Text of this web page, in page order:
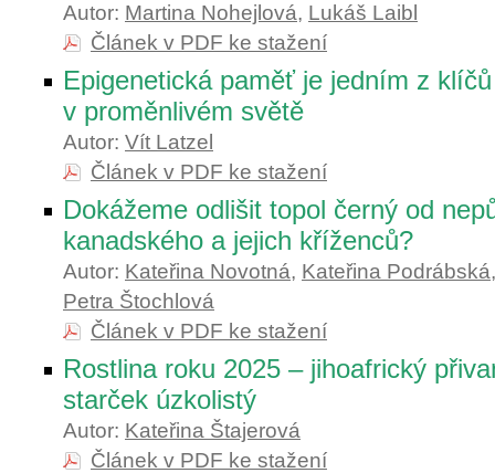
Autor: Martina Nohejlová, Lukáš Laibl
Článek v PDF ke stažení
Epigenetická paměť je jedním z
v proměnlivém světě
Autor: Vít Latzel
Článek v PDF ke stažení
Dokážeme odlišit topol černý od
kanadského a jejich kříženců?
Autor: Kateřina Novotná, Kateřina Podrábská
Petra Štochlová
Článek v PDF ke stažení
Rostlina roku 2025 – jihoafrický
starček úzkolistý
Autor: Kateřina Štajerová
Článek v PDF ke stažení